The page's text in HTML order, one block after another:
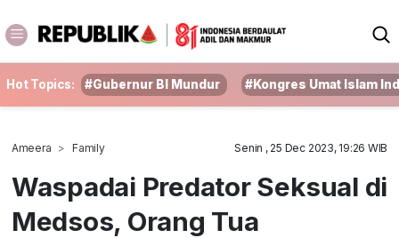
Hot Topics: #Gubernur BI Mundur #Kongres Umat Islam
Ameera Family Senin , 25 Dec 2023, 19:26 WIB
Waspadai Predator Seksual di
Medsos, Orang Tua